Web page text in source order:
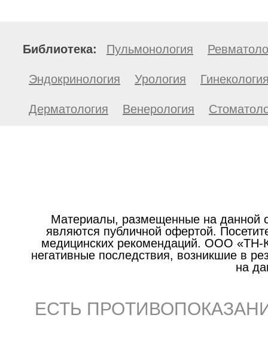
Библиотека: Пульмонология
Эндокринология Урология
Дерматология Венерология
Материалы, размещенные на данной
являются публичной офертой.
медицинских рекомендаций. ООО «ТН-
негативные последствия, возникшие в
на
ЕСТЬ